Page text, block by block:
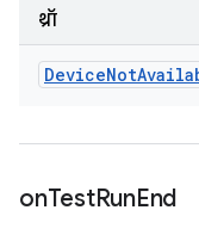
थ्रॉ
DeviceNot
onTestRunEnd